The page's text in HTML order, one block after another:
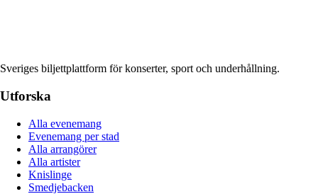
Sveriges biljettplattform för konserter, sport och underhållning.
Utforska
Alla evenemang
Evenemang per stad
Alla arrangörer
Alla artister
Knislinge
Smedjebacken